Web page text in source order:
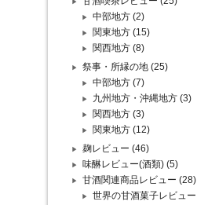
中部地方 (2)
関東地方 (15)
関西地方 (8)
祭事・所縁の地 (25)
中部地方 (7)
九州地方・沖縄地方 (3)
関西地方 (3)
関東地方 (12)
麹レビュー (46)
味醂レビュー(酒類) (5)
甘酒関連商品レビュー (28)
世界の甘酒菓子レビュー